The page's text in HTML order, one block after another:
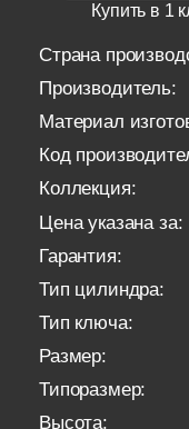
Купить в 1
Страна
Производитель:
Материал
Код
Коллекция:
Цена указана за:
Гарантия:
Тип цилиндра:
Тип ключа:
Размер:
Типоразмер:
Высота: